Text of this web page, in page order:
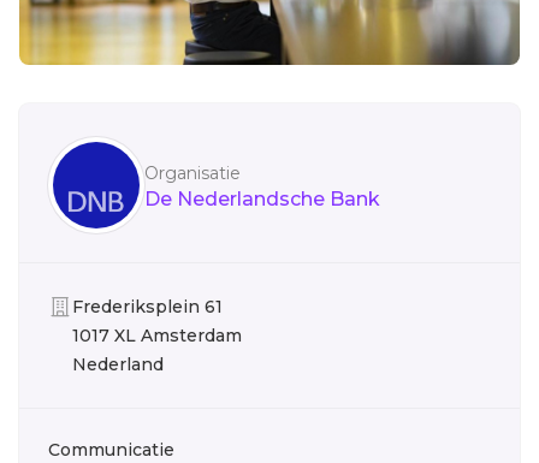
Organisatie
De Nederlandsche Bank
Organisatie
Frederiksplein 61
1017 XL Amsterdam
Nederland
Communicatie